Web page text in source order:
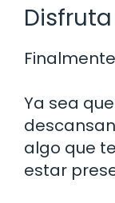
Ya sea
algo que
estar